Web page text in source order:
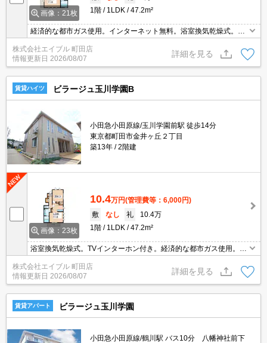
画像：21枚
1階
1LDK 47.2m²
経済的な都市ガス使用。インターネット無料。浴室換気乾燥式。温
水洗浄便座付き。システムキッチン。初期費用・家賃カード払い
可。保証会社加入要(初回35,000円、月額総支払額の1％+800円/
月)。
株式会社エイブル 町田店
情報更新日 2026/08/07
詳細を見る
賃貸ハイツ ビラージュ玉川学園B
小田急小田原線/玉川学園前駅 徒歩14分
東京都町田市金井ヶ丘２丁目
築13年
2階建
画像：23枚
10.4万円(管理費等：6,000円)
敷
なし 礼
10.4万
1階
1LDK 47.2m²
浴室換気乾燥式。TVインターホン付き。経済的な都市ガス使用。イ
ンターネット無料。大和ハウスのＤ-room。1坪の浴室。カウンター
式システムキッチン。追い焚き機能付きバス。床下収納付き。
株式会社エイブル 町田店
情報更新日 2026/08/07
詳細を見る
賃貸アパート ビラージュ玉川学園
小田急小田原線/鶴川駅 バス10分 八幡神社前下